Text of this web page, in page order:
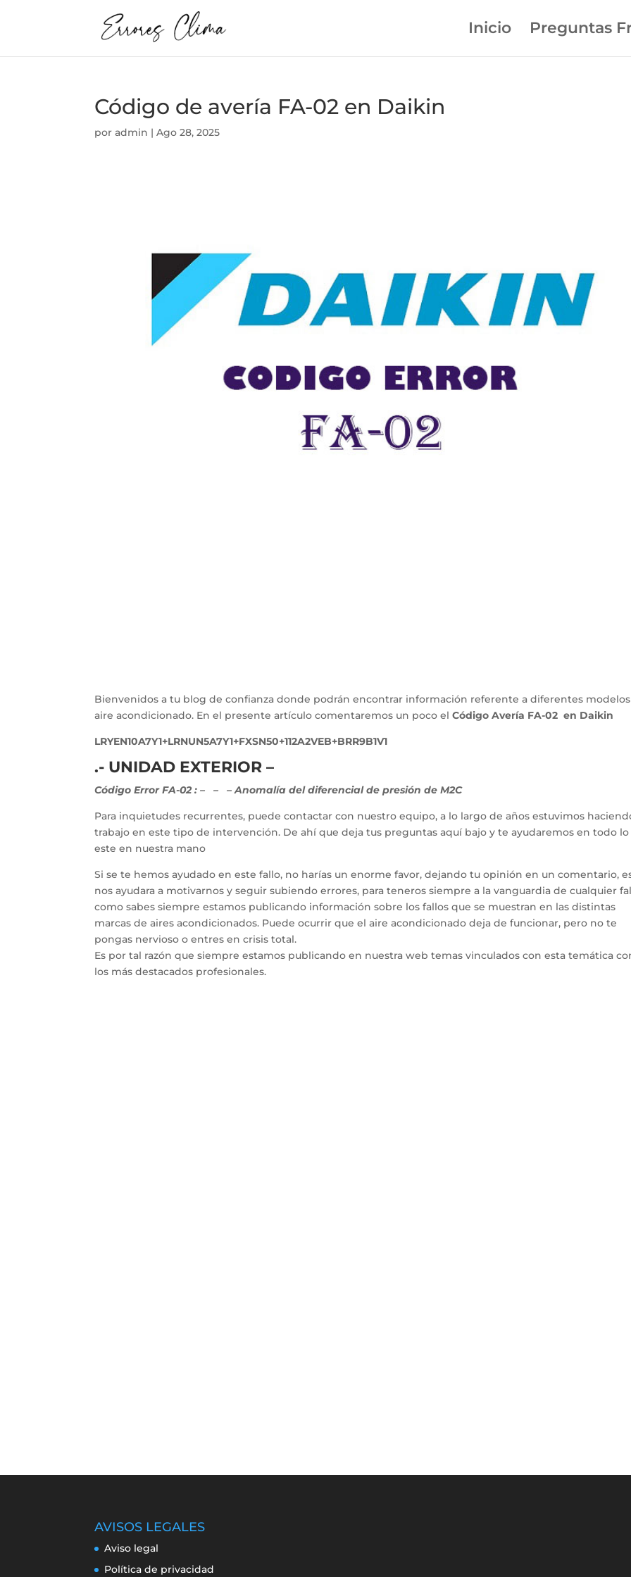
Inicio Preguntas
Código de avería FA-02 en Daikin
poradmin |Ago 28, 2025
Bienvenidos a tu blog de confianza donde podrán encontrar información referente a diferentes
aire acondicionado. En el presente artículo comentaremos un poco elCódigo Avería FA-02 en Daikin
LRYEN10A7Y1+LRNUN5A7Y1+FXSN50+112A2VEB+BRR9B1V1
.- UNIDAD EXTERIOR –
Código Error FA-02 :– – – Anomalía del diferencial de presión de M2C
Para inquietudes recurrentes, puede contactar con nuestro equipo, a lo largo de años estuvimos
trabajo en este tipo de intervención. De ahí que deja tus preguntas aquí bajo y te ayudaremos en todo
este en nuestra mano
Si se te hemos ayudado en este fallo, no harías un enorme favor, dejando tu opinión en un comentario,
nos ayudara a motivarnos y seguir subiendo errores, para teneros siempre a la vanguardia de cualquier
como sabes siempre estamos publicando información sobre los fallos que se muestran en las distintas
marcas de aires acondicionados. Puede ocurrir que el aire acondicionado deja de funcionar, pero no te
pongas nervioso o entres en crisis total.
Es por tal razón que siempre estamos publicando en nuestra web temas vinculados con esta temática
los más destacados profesionales.
AVISOS LEGALES
Aviso legal
Política de privacidad